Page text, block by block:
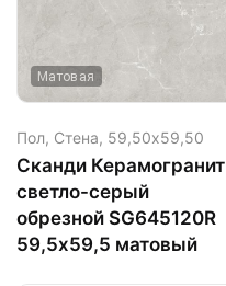
Матовая
Пол, Стена, 59,50х59,50
Сканди Керамогранит
светло-серый
обрезной SG645120R
59,5х59,5 матовый